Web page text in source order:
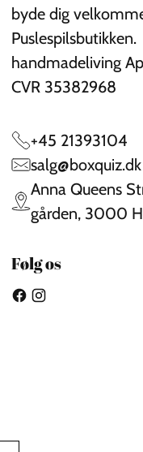
byde dig
Puslespilsbutikken.
handmadeliving
CVR 35382968
+45 21393104
salg@boxquiz.dk
Anna Queens
gården, 3000
Følg os